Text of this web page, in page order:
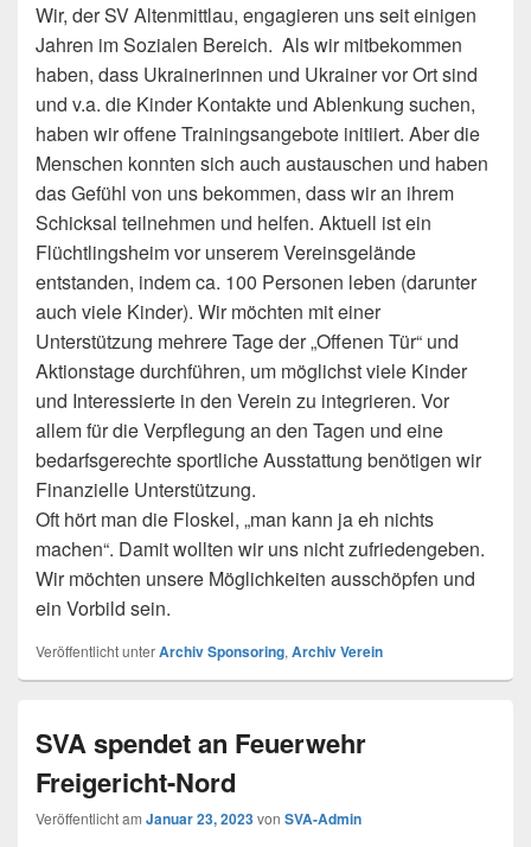
Wir, der SV Altenmittlau, engagieren uns seit einigen
Jahren im Sozialen Bereich. Als wir mitbekommen
haben, dass Ukrainerinnen und Ukrainer vor Ort sind
und v.a. die Kinder Kontakte und Ablenkung suchen,
haben wir offene Trainingsangebote initiiert. Aber die
Menschen konnten sich auch austauschen und haben
das Gefühl von uns bekommen, dass wir an ihrem
Schicksal teilnehmen und helfen. Aktuell ist ein
Flüchtlingsheim vor unserem Vereinsgelände
entstanden, indem ca. 100 Personen leben (darunter
auch viele Kinder). Wir möchten mit einer
Unterstützung mehrere Tage der „Offenen Tür“ und
Aktionstage durchführen, um möglichst viele Kinder
und Interessierte in den Verein zu integrieren. Vor
allem für die Verpflegung an den Tagen und eine
bedarfsgerechte sportliche Ausstattung benötigen wir
Finanzielle Unterstützung.
Oft hört man die Floskel, „man kann ja eh nichts
machen“. Damit wollten wir uns nicht zufriedengeben.
Wir möchten unsere Möglichkeiten ausschöpfen und
ein Vorbild sein.
Veröffentlicht unterArchiv Sponsoring,Archiv Verein
SVA spendet an Feuerwehr
Freigericht-Nord
Veröffentlicht am Januar 23, 2023von SVA-Admin